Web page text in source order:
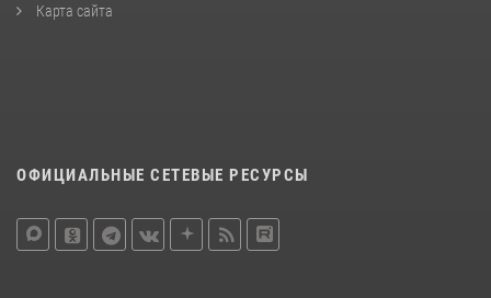
Карта сайта
ОФИЦИАЛЬНЫЕ СЕТЕВЫЕ РЕСУРСЫ